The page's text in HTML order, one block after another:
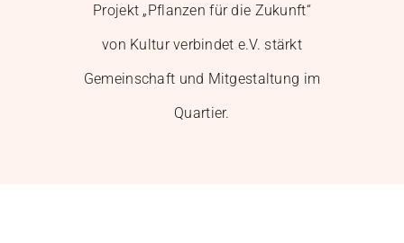
Projekt „Pflanzen für die Zukunft“
von Kultur verbindet e.V. stärkt
Gemeinschaft und Mitgestaltung im
Quartier.